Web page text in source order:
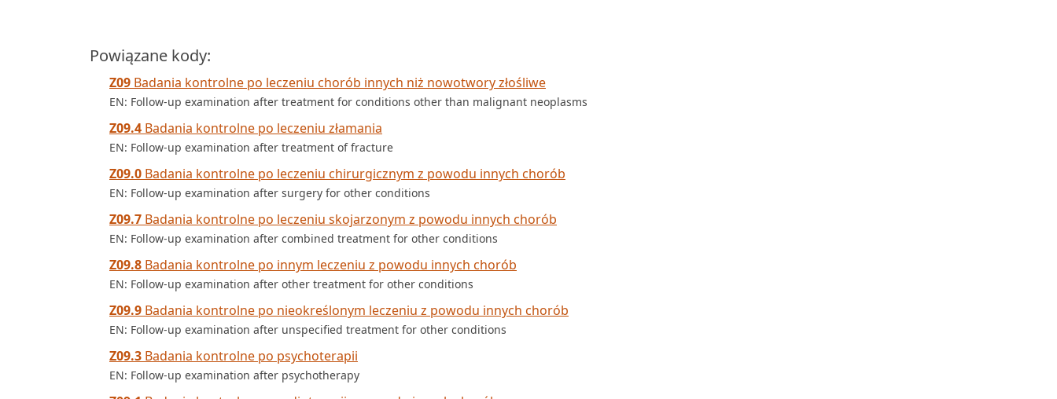
Powiązane kody:
Z09 Badania kontrolne po leczeniu chorób innych niż nowotwory złośliwe
EN: Follow-up examination after treatment for conditions other than malignant neoplasms
Z09.4 Badania kontrolne po leczeniu złamania
EN: Follow-up examination after treatment of fracture
Z09.0 Badania kontrolne po leczeniu chirurgicznym z powodu innych chorób
EN: Follow-up examination after surgery for other conditions
Z09.7 Badania kontrolne po leczeniu skojarzonym z powodu innych chorób
EN: Follow-up examination after combined treatment for other conditions
Z09.8 Badania kontrolne po innym leczeniu z powodu innych chorób
EN: Follow-up examination after other treatment for other conditions
Z09.9 Badania kontrolne po nieokreślonym leczeniu z powodu innych chorób
EN: Follow-up examination after unspecified treatment for other conditions
Z09.3 Badania kontrolne po psychoterapii
EN: Follow-up examination after psychotherapy